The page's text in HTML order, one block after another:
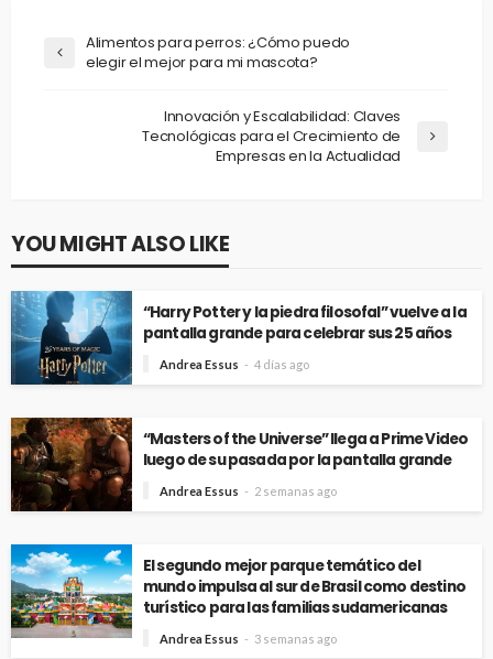
Alimentos para perros: ¿Cómo puedo
elegir el mejor para mi mascota?
Innovación y Escalabilidad: Claves
Tecnológicas para el Crecimiento de
Empresas en la Actualidad
YOU MIGHT ALSO LIKE
“Harry Potter y la piedra filosofal” vuelve a la
pantalla grande para celebrar sus 25 años
Andrea Essus 4 días ago
“Masters of the Universe” llega a Prime Video
luego de su pasada por la pantalla grande
Andrea Essus 2 semanas ago
El segundo mejor parque temático del
mundo impulsa al sur de Brasil como destino
turístico para las familias sudamericanas
Andrea Essus 3 semanas ago